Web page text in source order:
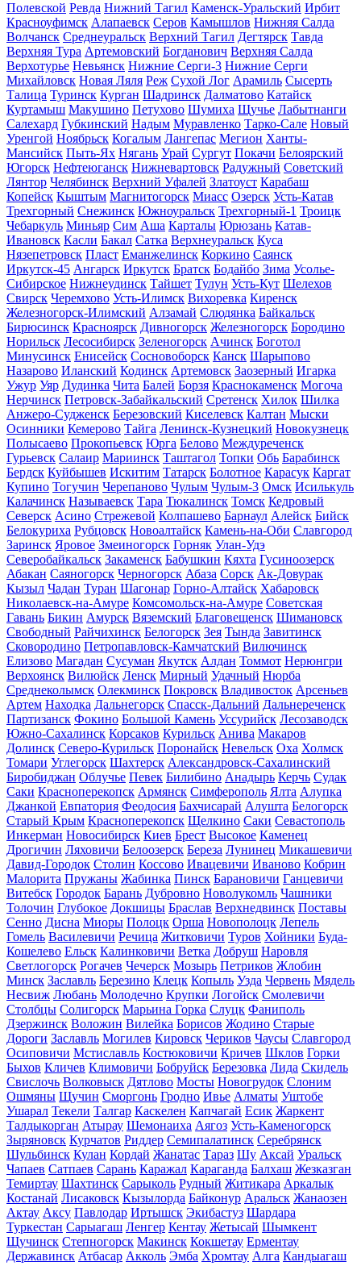
Полевской Ревда Нижний Тагил Каменск-Уральский Ирбит
Красноуфимск Алапаевск Серов Камышлов Нижняя Салда
Волчанск Среднеуральск Верхний Тагил Дегтярск Тавда
Верхняя Тура Артемовский Богданович Верхняя Салда
Верхотурье Невьянск Нижние Серги-3 Нижние Серги
Михайловск Новая Ляля Реж Сухой Лог Арамиль Сысерть
Талица Туринск Курган Шадринск Далматово Катайск
Куртамыш Макушино Петухово Шумиха Щучье Лабытнанги
Салехард Губкинский Надым Муравленко Тарко-Сале Новый
Уренгой Ноябрьск Когалым Лангепас Мегион Ханты-
Мансийск Пыть-Ях Нягань Урай Сургут Покачи Белоярский
Югорск Нефтеюганск Нижневартовск Радужный Советский
Лянтор Челябинск Верхний Уфалей Златоуст Карабаш
Копейск Кыштым Магнитогорск Миасс Озерск Усть-Катав
Трехгорный Снежинск Южноуральск Трехгорный-1 Троицк
Чебаркуль Миньяр Сим Аша Карталы Юрюзань Катав-
Ивановск Касли Бакал Сатка Верхнеуральск Куса
Нязепетровск Пласт Еманжелинск Коркино Саянск
Иркутск-45 Ангарск Иркутск Братск Бодайбо Зима Усолье-
Сибирское Нижнеудинск Тайшет Тулун Усть-Кут Шелехов
Свирск Черемхово Усть-Илимск Вихоревка Киренск
Железногорск-Илимский Алзамай Слюдянка Байкальск
Бирюсинск Красноярск Дивногорск Железногорск Бородино
Норильск Лесосибирск Зеленогорск Ачинск Боготол
Минусинск Енисейск Сосновоборск Канск Шарыпово
Назарово Иланский Кодинск Артемовск Заозерный Игарка
Ужур Уяр Дудинка Чита Балей Борзя Краснокаменск Могоча
Нерчинск Петровск-Забайкальский Сретенск Хилок Шилка
Анжеро-Судженск Березовский Киселевск Калтан Мыски
Осинники Кемерово Тайга Ленинск-Кузнецкий Новокузнецк
Полысаево Прокопьевск Юрга Белово Междуреченск
Гурьевск Салаир Мариинск Таштагол Топки Обь Барабинск
Бердск Куйбышев Искитим Татарск Болотное Карасук Каргат
Купино Тогучин Черепаново Чулым Чулым-3 Омск Исилькуль
Калачинск Называевск Тара Тюкалинск Томск Кедровый
Северск Асино Стрежевой Колпашево Барнаул Алейск Бийск
Белокуриха Рубцовск Новоалтайск Камень-на-Оби Славгород
Заринск Яровое Змеиногорск Горняк Улан-Удэ
Северобайкальск Закаменск Бабушкин Кяхта Гусиноозерск
Абакан Саяногорск Черногорск Абаза Сорск Ак-Довурак
Кызыл Чадан Туран Шагонар Горно-Алтайск Хабаровск
Николаевск-на-Амуре Комсомольск-на-Амуре Советская
Гавань Бикин Амурск Вяземский Благовещенск Шимановск
Свободный Райчихинск Белогорск Зея Тында Завитинск
Сковородино Петропавловск-Камчатский Вилючинск
Елизово Магадан Сусуман Якутск Алдан Томмот Нерюнгри
Верхоянск Вилюйск Ленск Мирный Удачный Нюрба
Среднеколымск Олекминск Покровск Владивосток Арсеньев
Артем Находка Дальнегорск Спасск-Дальний Дальнереченск
Партизанск Фокино Большой Камень Уссурийск Лесозаводск
Южно-Сахалинск Корсаков Курильск Анива Макаров
Долинск Северо-Курильск Поронайск Невельск Оха Холмск
Томари Углегорск Шахтерск Александровск-Сахалинский
Биробиджан Облучье Певек Билибино Анадырь Керчь Судак
Саки Красноперекопск Армянск Симферополь Ялта Алупка
Джанкой Евпатория Феодосия Бахчисарай Алушта Белогорск
Старый Крым Красноперекопск Щелкино Саки Севастополь
Инкерман Новосибирск Киев Брест Высокое Каменец
Дрогичин Ляховичи Белоозерск Береза Лунинец Микашевичи
Давид-Городок Столин Коссово Ивацевичи Иваново Кобрин
Малорита Пружаны Жабинка Пинск Барановичи Ганцевичи
Витебск Городок Барань Дубровно Новолукомль Чашники
Толочин Глубокое Докшицы Браслав Верхнедвинск Поставы
Сенно Дисна Миоры Полоцк Орша Новополоцк Лепель
Гомель Василевичи Речица Житковичи Туров Хойники Буда-
Кошелево Ельск Калинковичи Ветка Добруш Наровля
Светлогорск Рогачев Чечерск Мозырь Петриков Жлобин
Минск Заславль Березино Клецк Копыль Узда Червень Мядель
Несвиж Любань Молодечно Крупки Логойск Смолевичи
Столбцы Солигорск Марьина Горка Слуцк Фаниполь
Дзержинск Воложин Вилейка Борисов Жодино Старые
Дороги Заславль Могилев Кировск Чериков Чаусы Славгород
Осиповичи Мстиславль Костюковичи Кричев Шклов Горки
Быхов Кличев Климовичи Бобруйск Березовка Лида Скидель
Свислочь Волковыск Дятлово Мосты Новогрудок Слоним
Ошмяны Щучин Сморгонь Гродно Ивье Алматы Уштобе
Ушарал Текели Талгар Каскелен Капчагай Есик Жаркент
Талдыкорган Атырау Шемонаиха Аягоз Усть-Каменогорск
Зыряновск Курчатов Риддер Семипалатинск Серебрянск
Шульбинск Кулан Кордай Жанатас Тараз Шу Аксай Уральск
Чапаев Сатпаев Сарань Каражал Караганда Балхаш Жезказган
Темиртау Шахтинск Сарыколь Рудный Житикара Аркалык
Костанай Лисаковск Кызылорда Байконур Аральск Жанаозен
Актау Аксу Павлодар Иртышск Экибастуз Шардара
Туркестан Сарыагаш Ленгер Кентау Жетысай Шымкент
Щучинск Степногорск Макинск Кокшетау Ерментау
Державинск Атбасар Акколь Эмба Хромтау Алга Кандыагаш